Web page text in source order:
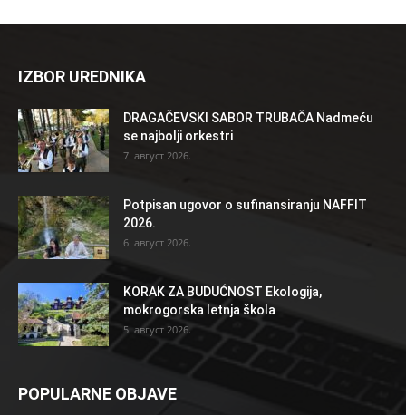
IZBOR UREDNIKA
DRAGAČEVSKI SABOR TRUBAČA Nadmeću
se najbolji orkestri
7. август 2026.
Potpisan ugovor o sufinansiranju NAFFIT
2026.
6. август 2026.
KORAK ZA BUDUĆNOST Ekologija,
mokrogorska letnja škola
5. август 2026.
POPULARNE OBJAVE